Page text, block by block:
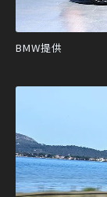
BMW提供